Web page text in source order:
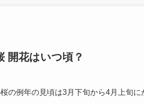
開花はいつ頃？
の例年の見頃は3月下旬から4月上旬に